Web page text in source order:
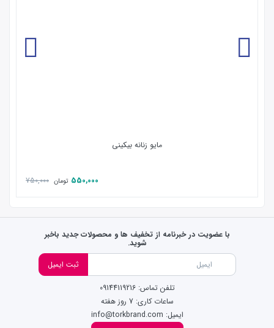
مایو زنانه بیکینی
550,000 تومان 750,000
با عضویت در خبرنامه از تخفیف ها و محصولات جدید باخبر
شوید.
ثبت ایمیل
تلفن تماس: 09144119216
ساعات کاری: 7 روز هفته
ایمیل: info@torkbrand.com